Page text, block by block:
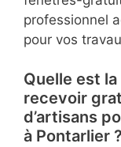
professionnel
pour vos
Quelle est
recevoir
d’artisans
à Pontarlier ?